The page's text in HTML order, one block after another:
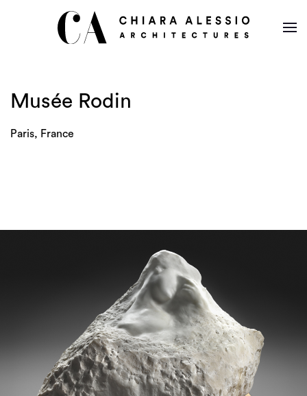
Musée Rodin
Paris, France